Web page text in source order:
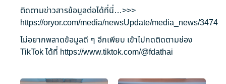
ติดตามข่าวสารข้อมูลต่อได้ที่นี่…>>>
https://oryor.com/media/newsUpdate/media_news/3474
ไม่อยากพลาดข้อมูลดี ๆ อีกเพียบ เข้าไปกดติดตามช่อง
TikTok ได้ที่ https://www.tiktok.com/@fdathai